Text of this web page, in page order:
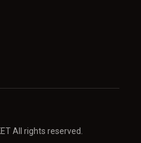
All rights reserved.